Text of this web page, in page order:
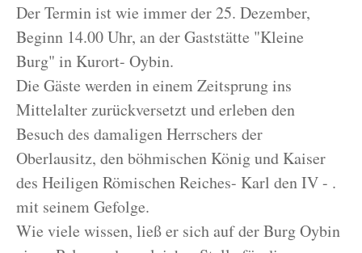
Der Termin ist wie immer der 25. Dezember,
Beginn 14.00 Uhr, an der Gaststätte "Kleine
Burg" in Kurort- Oybin.
Die Gäste werden in einem Zeitsprung ins
Mittelalter zurückversetzt und erleben den
Besuch des damaligen Herrschers der
Oberlausitz, den böhmischen König und Kaiser
des Heiligen Römischen Reiches- Karl den IV - .
mit seinem Gefolge.
Wie viele wissen, ließ er sich auf der Burg Oybin